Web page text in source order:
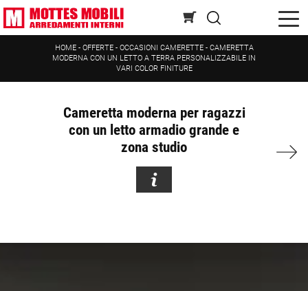
HOME- OFFERTE- OCCASIONI CAMERETTE - CAMERETTA
MODERNA CON UN LETTO A TERRA PERSONALIZZABILE IN
VARI COLOR FINITURE
Cameretta moderna per ragazzi
con un letto armadio grande e
zona studio